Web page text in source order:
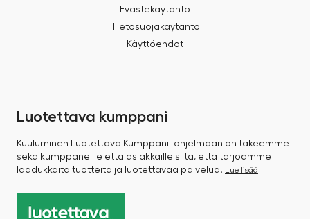
Evästekäytäntö
Tietosuojakäytäntö
Käyttöehdot
Luotettava kumppani
Kuuluminen Luotettava Kumppani -ohjelmaan on takeemme
sekä kumppaneille että asiakkaille siitä, että tarjoamme
laadukkaita tuotteita ja luotettavaa palvelua. Lue lisää